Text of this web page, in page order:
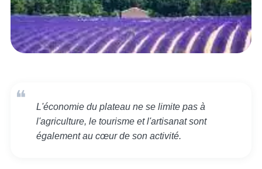
L'économie du plateau ne se limite pas à
l'agriculture, le tourisme et l'artisanat sont
également au cœur de son activité.